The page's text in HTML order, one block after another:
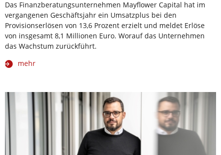
Das Finanzberatungsunternehmen Mayflower Capital hat im
vergangenen Geschäftsjahr ein Umsatzplus bei den
Provisionserlösen von 13,6 Prozent erzielt und meldet Erlöse
von insgesamt 8,1 Millionen Euro. Worauf das Unternehmen
das Wachstum zurückführt.
mehr